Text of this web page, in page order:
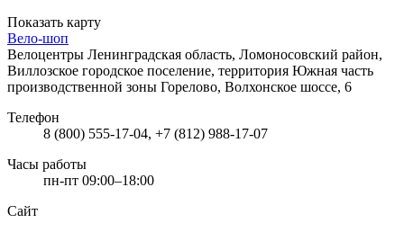
Показать карту
Вело-шоп
Велоцентры Ленинградская область, Ломоносовский район,
Виллозское городское поселение, территория Южная часть
производственной зоны Горелово, Волхонское шоссе, 6
Телефон
8 (800) 555-17-04, +7 (812) 988-17-07
Часы работы
пн-пт 09:00–18:00
Сайт